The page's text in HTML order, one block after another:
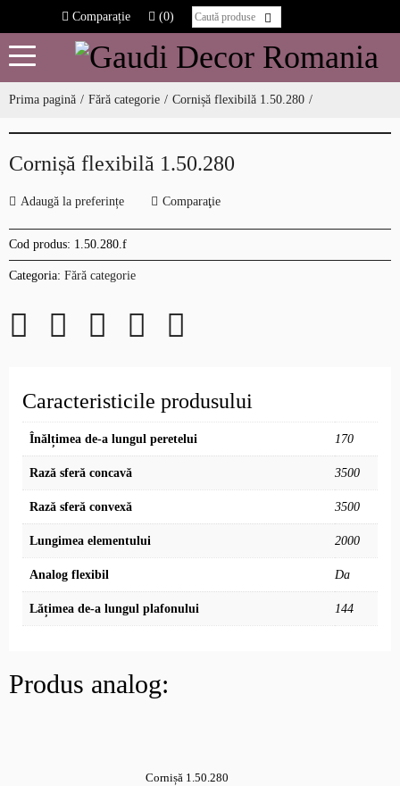
Comparație (0)
Prima pagină Fără categorie Cornișă flexibilă 1.50.280
Cornișă flexibilă 1.50.280
Adaugă la preferințe Comparaţie
Cod produs: 1.50.280.f
Categoria: Fără categorie
Caracteristicile produsului
Înălțimea de-a lungul peretelui 170
Rază sferă concavă 3500
Rază sferă convexă 3500
Lungimea elementului 2000
Analog flexibil Da
Lățimea de-a lungul plafonului 144
Produs analog:
Cornișă 1.50.280